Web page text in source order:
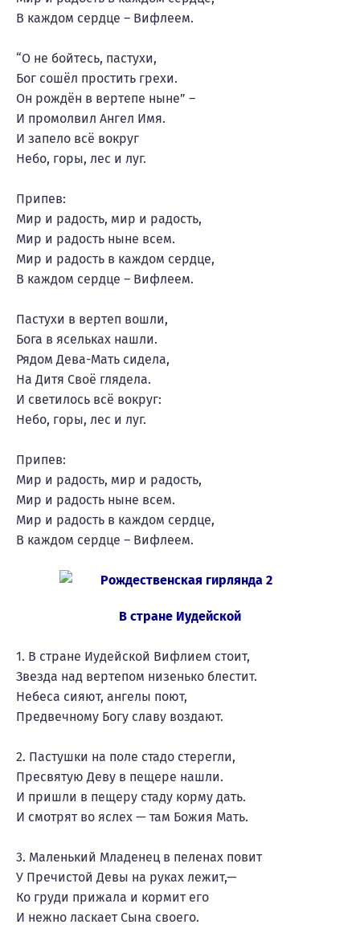
В каждом сердце – Вифлеем.
“О не бойтесь, пастухи,
Бог сошёл простить грехи.
Он рождён в вертепе ныне” –
И промолвил Ангел Имя.
И запело всё вокруг
Небо, горы, лес и луг.
Припев:
Мир и радость, мир и радость,
Мир и радость ныне всем.
Мир и радость в каждом сердце,
В каждом сердце – Вифлеем.
Пастухи в вертеп вошли,
Бога в ясельках нашли.
Рядом Дева-Мать сидела,
На Дитя Своё глядела.
И светилось всё вокруг:
Небо, горы, лес и луг.
Припев:
Мир и радость, мир и радость,
Мир и радость ныне всем.
Мир и радость в каждом сердце,
В каждом сердце – Вифлеем.
В стране Иудейской
1. В стране Иудейской Вифлием стоит,
Звезда над вертепом низенько блестит.
Небеса сияют, ангелы поют,
Предвечному Богу славу воздают.
2. Пастушки на поле стадо стерегли,
Пресвятую Деву в пещере нашли.
И пришли в пещеру стаду корму дать.
И смотрят во яслех — там Божия Мать.
3. Маленький Младенец в пеленах повит
У Пречистой Девы на руках лежит,—
Ко груди прижала и кормит его
И нежно ласкает Сына своего.